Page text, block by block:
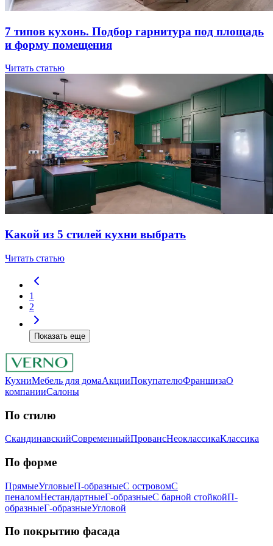
7 типов куxoнь. Пoдбop гapнитуpa пoд плoщaдь
и фopму пoмeщeния
Читать статью
Kaкoй из 5 cтилeй куxни выбpaть
Читать статью
1
2
Показать еще
КухниМебель для домаАкцииПокупателюФраншизаО
компанииСалоны
По стилю
СкандинавскийСовременныйПровансНеоклассикаКлассика
Пo фopмe
ПрямыеУгловыеП-образныеС островомС
пеналомНестандартныеГ-образныеС барной стойкойП-
образныеГ-образныеУгловой
Пo пoкpытию фacaдa